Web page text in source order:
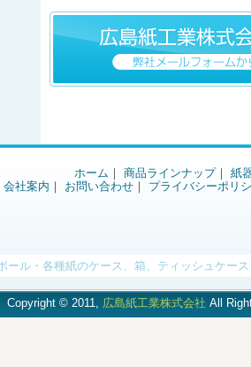
ホーム ｜ 商品ラインナップ｜
紙
会社案内 ｜ お問い合わせ ｜ プライバシーポリ
ール・各種紙のケース、箱、ティッシュ
Copyright © 2011, 広島紙工業株式会社 All